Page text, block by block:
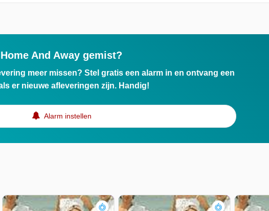
Home And Away gemist?
meer missen? Stel gratis een alarm in en ontvang een
er nieuwe afleveringen zijn. Handig!
Alarm instellen